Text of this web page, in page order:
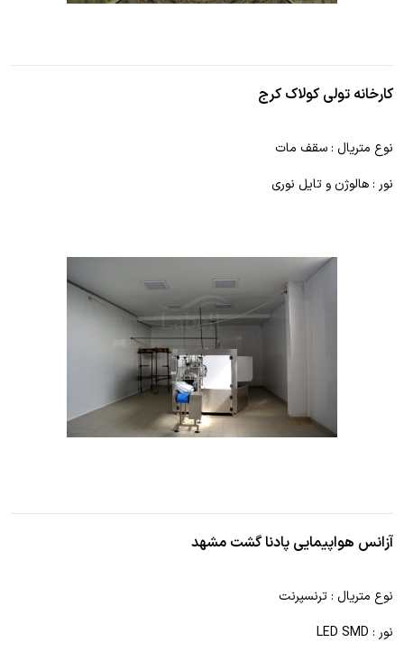
کارخانه تولی کولاک کرج
نوع متریال : سقف مات
نور : هالوژن و تایل نوری
آزانس هواپیمایی پادنا گشت مشهد
نوع متریال : ترنسپرنت
نور : LED SMD